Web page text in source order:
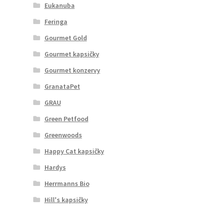
Eukanuba
Feringa
Gourmet Gold
Gourmet kapsičky
Gourmet konzervy
GranataPet
GRAU
Green Petfood
Greenwoods
Happy Cat kapsičky
Hardys
Herrmanns Bio
Hill's kapsičky